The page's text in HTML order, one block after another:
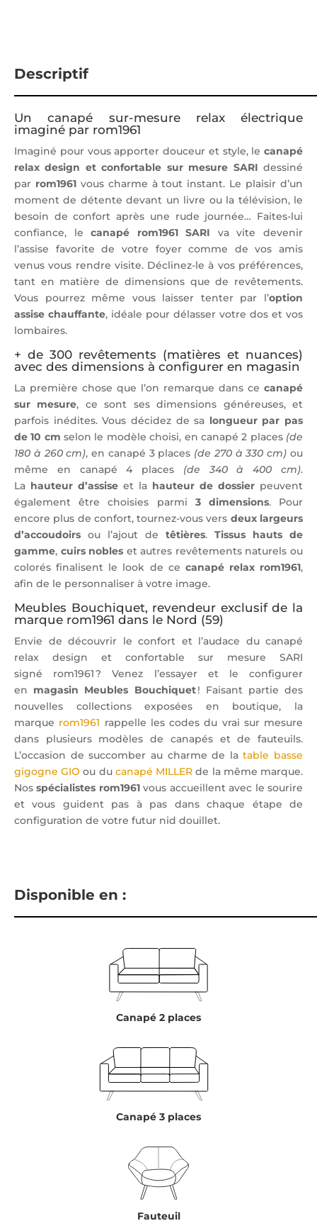
Descriptif
Un canapé sur-mesure relax électrique
imaginé par rom1961
Imaginé pour vous apporter douceur et style, le canapé
relax design et confortable sur mesure SARI dessiné
par rom1961vous charme à tout instant. Le plaisir d’un
moment de détente devant un livre ou la télévision, le
besoin de confort après une rude journée… Faites-lui
confiance, lecanapé rom1961 SARI va vite devenir
l’assise favorite de votre foyer comme de vos amis
venus vous rendre visite. Déclinez-le à vos préférences,
tant en matière de dimensions que de revêtements.
Vous pourrez même vous laisser tenter par l’option
assise chauffante, idéale pour délasser votre dos et vos
lombaires.
+ de 300 revêtements (matières et nuances)
avec des dimensions à configurer en magasin
La première chose que l’on remarque dans ce canapé
sur mesure, ce sont ses dimensions généreuses, et
parfois inédites. Vous décidez de sa longueur par pas
de 10 cm selon le modèle choisi, en canapé 2 places (de
180 à 260 cm), en canapé 3 places (de 270 à 330 cm) ou
même en canapé 4 places (de 340 à 400 cm).
La hauteur d’assise et la hauteur de dossier peuvent
également être choisies parmi 3 dimensions. Pour
encore plus de confort, tournez-vous vers deux largeurs
d’accoudoirs ou l’ajout de têtières. Tissus hauts de
gamme, cuirs nobles et autres revêtements naturels ou
colorés finalisent le look de ce canapé relax rom1961,
afin de le personnaliser à votre image.
Meubles Bouchiquet, revendeur exclusif de la
marque rom1961 dans le Nord (59)
Envie de découvrir le confort et l’audace du canapé
relax design et confortable sur mesure SARI
signé rom1961 ? Venez l’essayer et le configurer
en magasin Meubles Bouchiquet! Faisant partie des
nouvelles collections exposées en boutique, la
marque rom1961 rappelle les codes du vrai sur mesure
dans plusieurs modèles de canapés et de fauteuils.
L’occasion de succomber au charme de latable basse
gigogne GIO ou du canapé MILLER de la même marque.
Nosspécialistes rom1961vous accueillent avec le sourire
et vous guident pas à pas dans chaque étape de
configuration de votre futur nid douillet.
Disponible en :
Canapé 2 places
Canapé 3 places
Fauteuil